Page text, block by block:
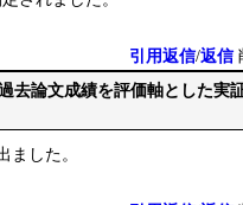
引用返信/返信
去論文成績を評価軸とした実
ました。